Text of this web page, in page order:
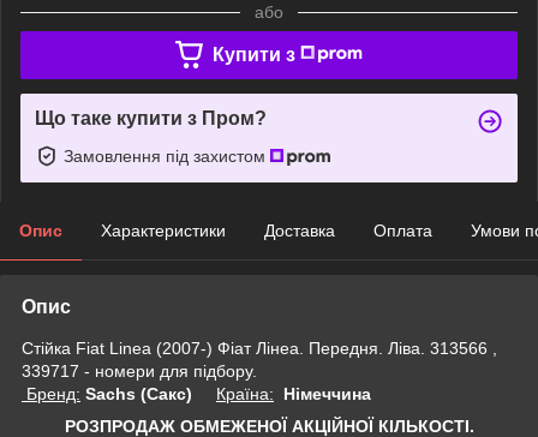
або
Купити з
Що таке купити з Пром?
Замовлення під захистом
Опис Характеристики Доставка Оплата Умови
Опис
Стійка Fiat Linea (2007-) Фіат Лінеа. Передня. Ліва. 313566 ,
339717 - номери для підбору.
Бренд: Sachs (Сакс) Країна: Німеччина
РОЗПРОДАЖ ОБМЕЖЕНОЇ АКЦІЙНОЇ КІЛЬКОСТІ.